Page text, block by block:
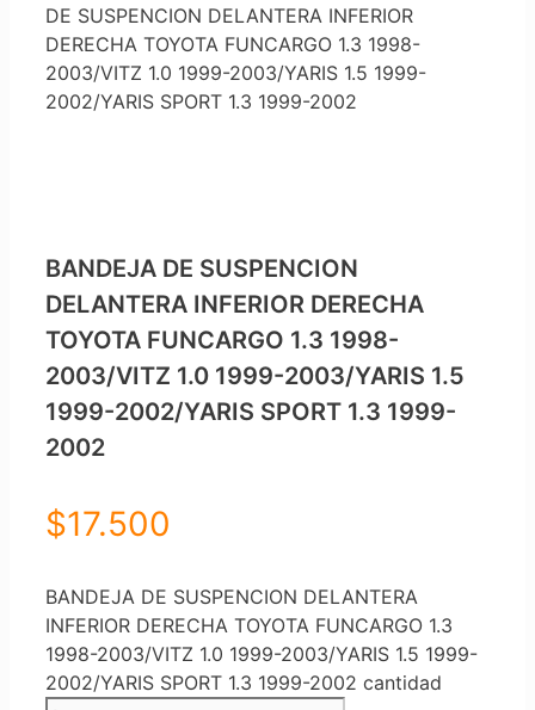
DE SUSPENCION DELANTERA INFERIOR
DERECHA TOYOTA FUNCARGO 1.3 1998-
2003/VITZ 1.0 1999-2003/YARIS 1.5 1999-
2002/YARIS SPORT 1.3 1999-2002
BANDEJA DE SUSPENCION
DELANTERA INFERIOR DERECHA
TOYOTA FUNCARGO 1.3 1998-
2003/VITZ 1.0 1999-2003/YARIS 1.5
1999-2002/YARIS SPORT 1.3 1999-
2002
$17.500
BANDEJA DE SUSPENCION DELANTERA
INFERIOR DERECHA TOYOTA FUNCARGO 1.3
1998-2003/VITZ 1.0 1999-2003/YARIS 1.5 1999-
2002/YARIS SPORT 1.3 1999-2002 cantidad